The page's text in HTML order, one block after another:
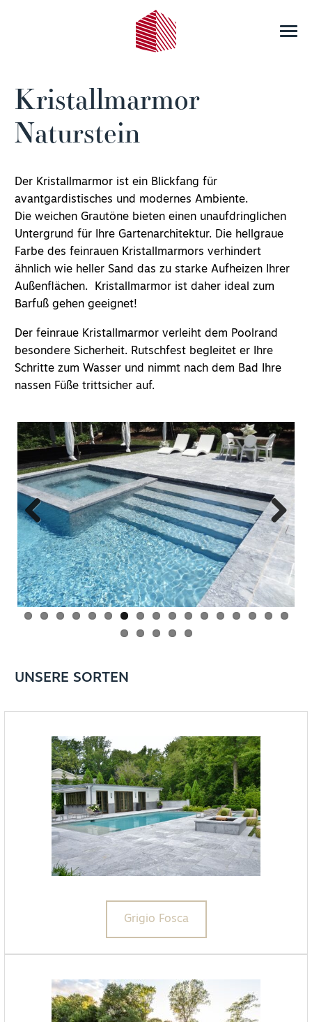
Kristallmarmor
Naturstein
Der Kristallmarmor ist ein Blickfang für
avantgardistisches und modernes Ambiente.
Die weichen Grautöne bieten einen unaufdringlichen
Untergrund für Ihre Gartenarchitektur. Die hellgraue
Farbe des feinrauen Kristallmarmors verhindert
ähnlich wie heller Sand das zu starke Aufheizen Ihrer
Außenflächen. Kristallmarmor ist daher ideal zum
Barfuß gehen geeignet!
Der feinraue Kristallmarmor verleiht dem Poolrand
besondere Sicherheit. Rutschfest begleitet er Ihre
Schritte zum Wasser und nimmt nach dem Bad Ihre
nassen Füße trittsicher auf.
Previous Next
UNSERE SORTEN
Grigio Fosca
DE